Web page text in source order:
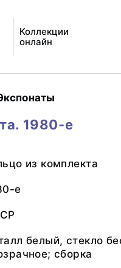
Коллекции
онлайн
1980-е
из комплекта
е
белый, стекло
сборка